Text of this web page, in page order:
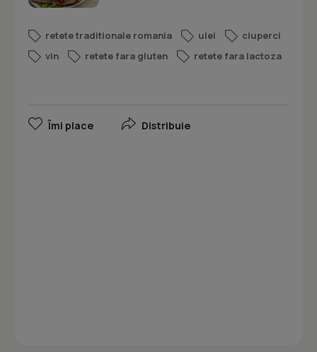
retete traditionale romania ulei
ciuperci
vin
retete fara gluten retete fara lactoza
Îmi place Distribuie